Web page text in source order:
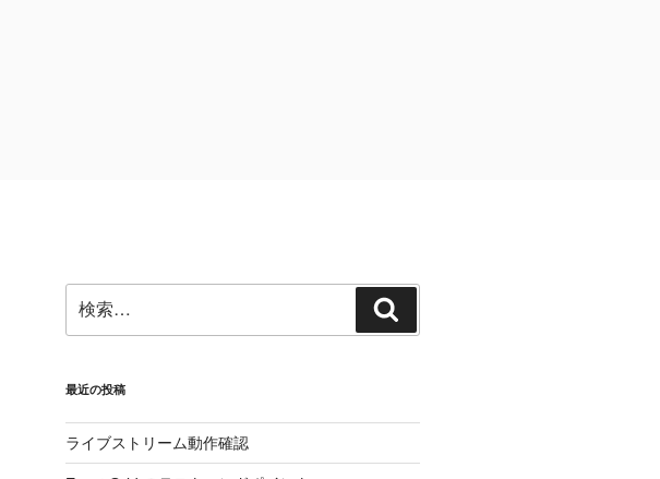
索:
索
最近の投稿
ライブストリーム動作確認